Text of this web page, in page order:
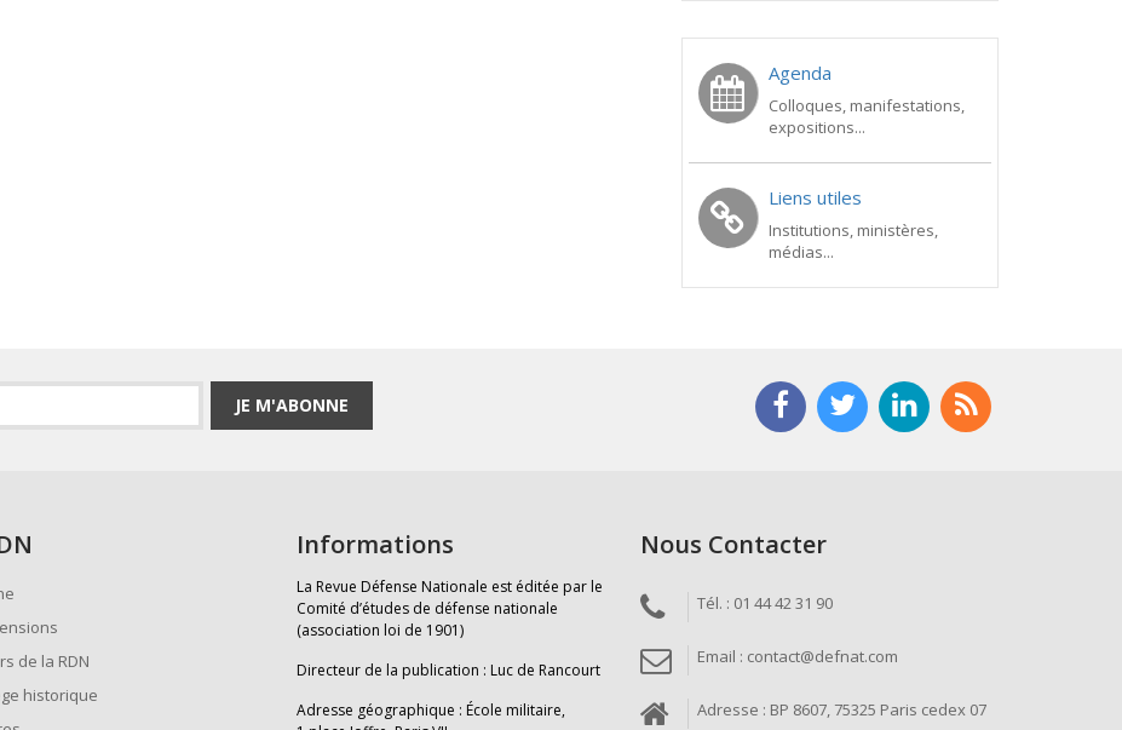
Agenda
Colloques, manifestations,
expositions...
Liens utiles
Institutions, ministères,
médias...
JE M'ABONNE
de la RDN
historique
Informations
La Revue Défense Nationale est éditée par le
Comité d’études de défense nationale
(association loi de 1901)
Directeur de la publication : Luc de Rancourt
Adresse géographique : École militaire,
Nous Contacter
Tél. : 01 44 42 31 90
Email : contact@defnat.com
Adresse : BP 8607, 75325 Paris cedex 07